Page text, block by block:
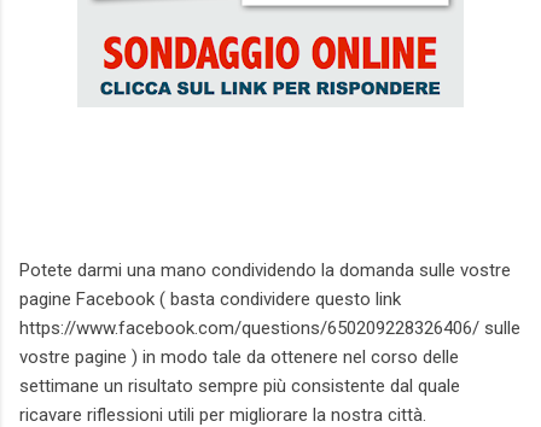
Potete darmi una mano condividendo la domanda sulle vostre
pagine Facebook ( basta condividere questo link
https://www.facebook.com/questions/650209228326406/ sulle
vostre pagine ) in modo tale da ottenere nel corso delle
settimane un risultato sempre più consistente dal quale
ricavare riflessioni utili per migliorare la nostra città.